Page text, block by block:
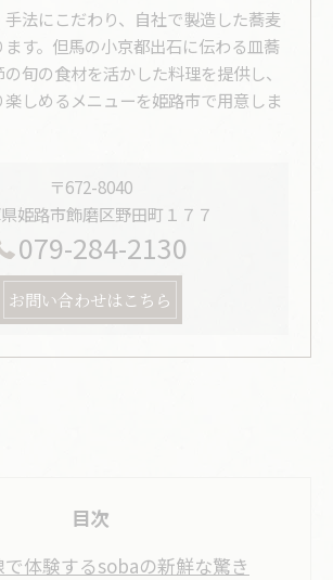
法にこだわり、自社で製造した蕎麦
す。但馬の小京都出石に伝わる皿蕎
旬の食材を活かした料理を提供し、
しめるメニューを姫路市で用意しま
〒672-8040
姫路市飾磨区野田町１７７
079-284-2130
お問い合わせはこちら
目次
体験するsobaの新鮮な驚き